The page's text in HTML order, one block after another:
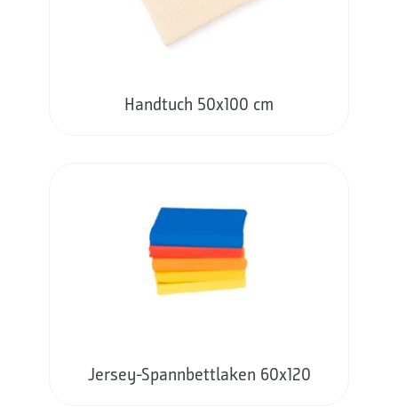
Handtuch 50x100 cm
Jersey-Spannbettlaken 60x120